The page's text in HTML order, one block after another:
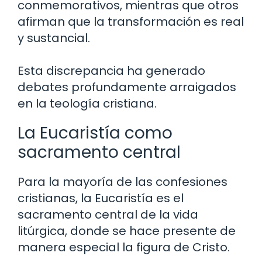
conmemorativos, mientras que otros
afirman que la transformación es real
y sustancial.
Esta discrepancia ha generado
debates profundamente arraigados
en la teología cristiana.
La Eucaristía como
sacramento central
Para la mayoría de las confesiones
cristianas, la Eucaristía es el
sacramento central de la vida
litúrgica, donde se hace presente de
manera especial la figura de Cristo.